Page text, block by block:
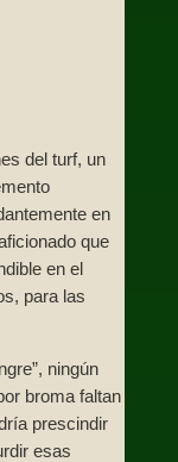
del turf, un
en
que
en el
para las
ningún
broma faltan
prescindir
esas